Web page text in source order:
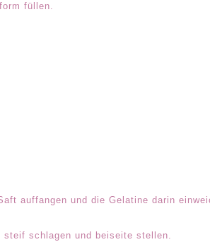
füllen.
auffangen und die Gelatine darin
steif schlagen und beiseite stellen.